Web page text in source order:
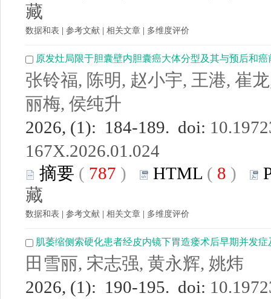
藏
数据和表 参考文献 相关文章 多维度评价
原发灶局限于胆囊壁内胆囊癌大体分型及其与预后和
张铃福, 陈明, 赵小宇, 王港, 崔
丽梅, 侯纯升
2026, (1): 184-189. doi:
167X.2026.01.024
摘要 ( 787 ) HTML ( 8 )
藏
数据和表 参考文献 相关文章 多维度评价
肌萎缩侧索硬化患者经皮内镜下胃造瘘术后早期并发
田雪丽, 宋志强, 黄永辉, 姚炜
2026, (1): 190-195. doi: